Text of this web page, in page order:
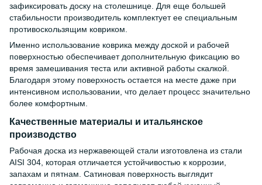
зафиксировать доску на столешнице. Для еще большей
стабильности производитель комплектует ее специальным
противоскользящим ковриком.
Именно использование коврика между доской и рабочей
поверхностью обеспечивает дополнительную фиксацию во
время замешивания теста или активной работы скалкой.
Благодаря этому поверхность остается на месте даже при
интенсивном использовании, что делает процесс значительно
более комфортным.
Качественные материалы и итальянское
производство
Рабочая доска из нержавеющей стали изготовлена из стали
AISI 304, которая отличается устойчивостью к коррозии,
запахам и пятнам. Сатиновая поверхность выглядит